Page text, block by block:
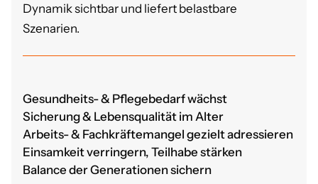
Dynamik sichtbar und liefert belastbare
Szenarien.
Gesundheits- & Pflegebedarf wächst
Sicherung & Lebensqualität im Alter
Arbeits- & Fachkräftemangel gezielt adressieren
Einsamkeit verringern, Teilhabe stärken
Balance der Generationen sichern